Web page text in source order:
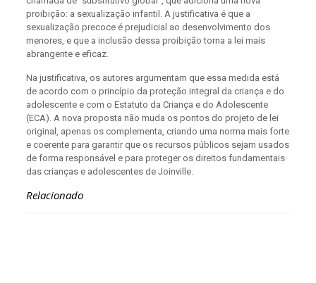
proibição: a sexualização infantil. A justificativa é que a
sexualização precoce é prejudicial ao desenvolvimento dos
menores, e que a inclusão dessa proibição torna a lei mais
abrangente e eficaz.
Na justificativa, os autores argumentam que essa medida está
de acordo com o princípio da proteção integral da criança e do
adolescente e com o Estatuto da Criança e do Adolescente
(ECA). A nova proposta não muda os pontos do projeto de lei
original, apenas os complementa, criando uma norma mais forte
e coerente para garantir que os recursos públicos sejam usados
de forma responsável e para proteger os direitos fundamentais
das crianças e adolescentes de Joinville.
Relacionado